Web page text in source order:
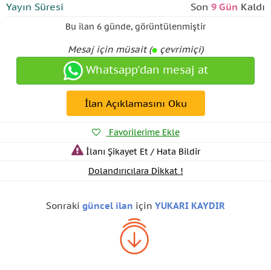
Yayın Süresi
Son 9 Gün Kaldı
Bu ilan 6 günde, görüntülenmiştir
Mesaj için müsait ( çevrimiçi)
Whatsapp'dan mesaj at
İlan Açıklamasını Oku
Favorilerime Ekle
İlanı Şikayet Et / Hata Bildir
Dolandırıcılara Dikkat !
Sonraki güncel ilan için YUKARI KAYDIR